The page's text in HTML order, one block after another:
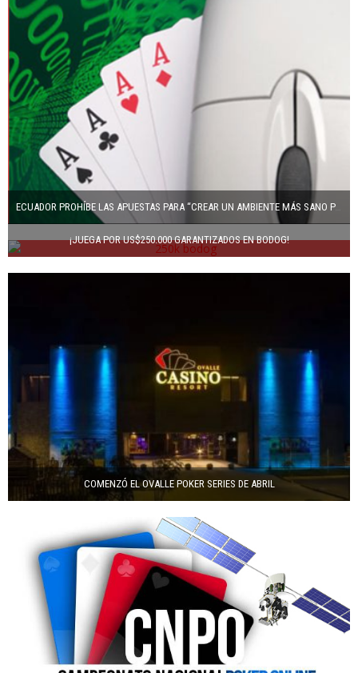
ECUADOR PROHÍBE LAS APUESTAS PARA “CREAR UN AMBIENTE MÁS SANO PARA LOS JÓVENES”
¡JUEGA POR US$250.000 GARANTIZADOS EN BODOG!
COMENZÓ EL OVALLE POKER SERIES DE ABRIL